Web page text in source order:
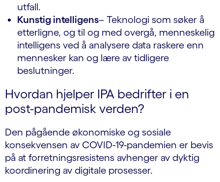
utfall.
Kunstig intelligens– Teknologi som søker å
etterligne, og til og med overgå, menneskelig
intelligens ved å analysere data raskere enn
mennesker kan og lære av tidligere
beslutninger.
Hvordan hjelper IPA bedrifter i en
post-pandemisk verden?
Den pågående økonomiske og sosiale
konsekvensen av COVID-19-pandemien er bevis
på at forretningsresistens avhenger av dyktig
koordinering av digitale prosesser.